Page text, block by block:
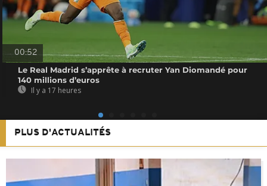
00:52
Le Real Madrid s’apprête à recruter Yan Diomandé pour
140 millions d’euros
Il y a 17 heures
PLUS D'ACTUALITÉS